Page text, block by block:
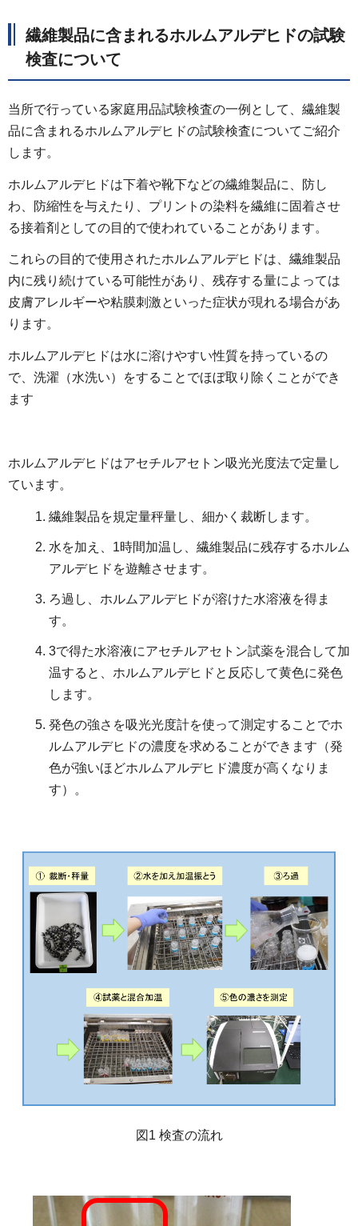
繊維製品に含まれるホルムアルデヒドの試験
検査について
当所で行っている家庭用品試験検査の一例として、繊維製
品に含まれるホルムアルデヒドの試験検査についてご紹介
します。
ホルムアルデヒドは下着や靴下などの繊維製品に、防し
わ、防縮性を与えたり、プリントの染料を繊維に固着させ
る接着剤としての目的で使われていることがあります。
これらの目的で使用されたホルムアルデヒドは、繊維製品
内に残り続けている可能性があり、残存する量によっては
皮膚アレルギーや粘膜刺激といった症状が現れる場合があ
ります。
ホルムアルデヒドは水に溶けやすい性質を持っているの
で、洗濯（水洗い）をすることでほぼ取り除くことができ
ます
ホルムアルデヒドはアセチルアセトン吸光光度法で定量し
ています。
繊維製品を規定量秤量し、細かく裁断します。
水を加え、1時間加温し、繊維製品に残存するホルム
アルデヒドを遊離させます。
ろ過し、ホルムアルデヒドが溶けた水溶液を得ま
す。
3で得た水溶液にアセチルアセトン試薬を混合して加
温すると、ホルムアルデヒドと反応して黄色に発色
します。
発色の強さを吸光光度計を使って測定することでホ
ルムアルデヒドの濃度を求めることができます（発
色が強いほどホルムアルデヒド濃度が高くなりま
す）。
図1 検査の流れ